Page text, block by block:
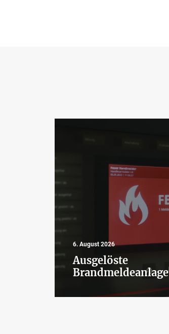
6. August 2026
Ausgelöste
Brandmeldeanlage